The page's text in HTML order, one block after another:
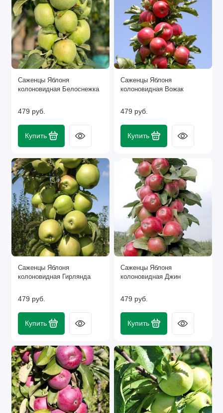
Саженцы Яблоня
колоновидная Белоснежка
479 руб.
Купить
Саженцы Яблоня
колоновидная Вожак
479 руб.
Купить
Саженцы Яблоня
колоновидная Гирлянда
479 руб.
Купить
Саженцы Яблоня
колоновидная Джин
479 руб.
Купить